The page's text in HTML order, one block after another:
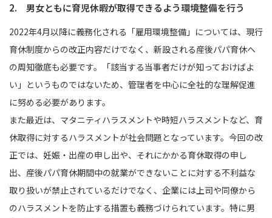
2. 男女ともに育児休暇が取得できるよう環境整備を行う
2022年4月以降に義務化される「雇用環境整備」については、現行
育休制度からの改正内容だけでなく、新設される産後パパ育休へ
の周知徹底も必要です。「該当する当事者だけが知っておけばよ
い」というものではないため、管理者を中心に全社的な理解促進
に努める必要があります。
また最近は、マタニティハラスメントや時短ハラスメントなど、育
休取得に対するハラスメントが社会問題となっています。今回の改
正では、妊娠・出産の申し出や、それにかかる育休取得の申し
出、産後パパ育休期間中の就業ができないことに対する不利益な
取り扱いが禁止されているだけでなく、企業には上司や同僚から
のハラスメントを防止する措置も義務づけられています。特に男